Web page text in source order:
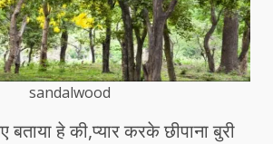
sandalwood
बताया हे की,प्यार करके छीपाना बुरी